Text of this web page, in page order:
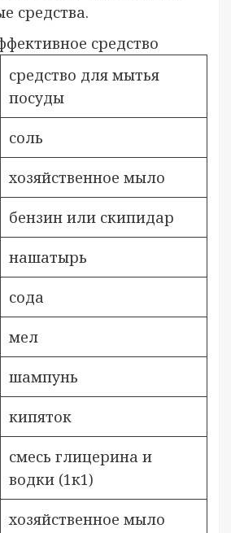
средства.
средство
средство для мытья
посуды
соль
хозяйственное мыло
бензин или скипидар
нашатырь
сода
мел
шампунь
кипяток
смесь глицерина и
водки (1к1)
хозяйственное мыло